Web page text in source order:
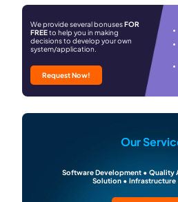
We provide several bonusesFOR
FREEto help you in making
decisions to develop your own
system/application.
Request Now!
Our
Software Development • Quality
Solution • Infrastructure